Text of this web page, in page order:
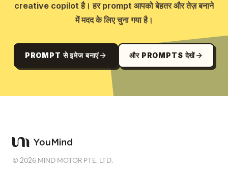
creative copilot है। हर prompt आपको बेहतर और तेज़ बनाने
में मदद के लिए चुना गया है।
PROMPT से इमेज बनाएं और PROMPTS देखें
©2026 MIND MOTOR PTE. LTD.